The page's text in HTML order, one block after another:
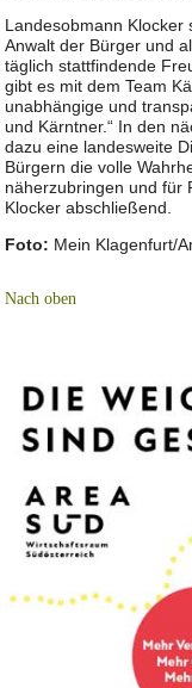
Landesobmann Klocker
Anwalt der Bürger und
täglich stattfindende
gibt es mit dem Team
unabhängige und
und Kärntner.“ In den
dazu eine landesweite
Bürgern die volle
näherzubringen und für
Klocker abschließend.
Foto: Mein Klagenfurt/
Nach oben